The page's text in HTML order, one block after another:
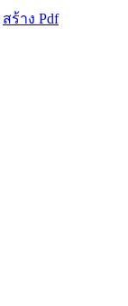
สร้าง Pdf